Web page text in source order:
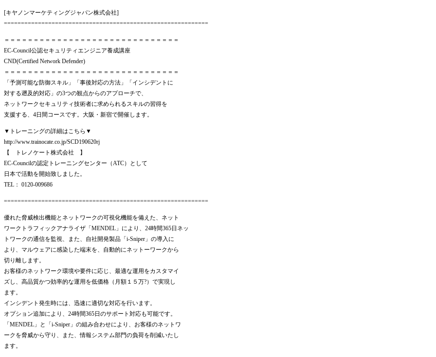
[キヤノンマーケティングジャパン株式会社]
============================================================
＝＝＝＝＝＝＝＝＝＝＝＝＝＝＝＝＝＝＝＝＝＝＝＝＝＝＝＝＝＝
EC-Council公認セキュリティエンジニア養成講座
CND(Certified Network Defender)
＝＝＝＝＝＝＝＝＝＝＝＝＝＝＝＝＝＝＝＝＝＝＝＝＝＝＝＝＝＝
「予測可能な防御スキル」「事後対応の方法」「インシデントに
対する遡及的対応」の3つの観点からのアプローチで、
ネットワークセキュリティ技術者に求められるスキルの習得を
支援する、4日間コースです。大阪・新宿で開催します。
▼トレーニングの詳細はこちら▼
http://www.trainocate.co.jp/SCD190620rj
【 トレノケート株式会社 】
EC-Councilの認定トレーニングセンター（ATC）として
日本で活動を開始致しました。
TEL： 0120-009686
============================================================
優れた脅威検出機能とネットワークの可視化機能を備えた、ネット
ワークトラフィックアナライザ「MENDEL」により、24時間365日ネッ
トワークの通信を監視、また、自社開発製品「i-Sniper」の導入に
より、マルウェアに感染した端末を、自動的にネットーワークから
切り離します。
お客様のネットワーク環境や要件に応じ、最適な運用をカスタマイ
ズし、高品質かつ効率的な運用を低価格（月額１５万?）で実現し
ます。
インシデント発生時には、迅速に適切な対応を行います。
オプション追加により、24時間365日のサポート対応も可能です。
「MENDEL」と「i-Sniper」の組み合わせにより、お客様のネットワ
ークを脅威から守り、また、情報システム部門の負荷を削減いたし
ます。